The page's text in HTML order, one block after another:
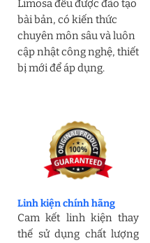
Limosa đều được đào tạo
bài bản, có kiến thức
chuyên môn sâu và luôn
cập nhật công nghệ, thiết
bị mới để áp dụng.
Linh kiện chính hãng
Cam kết linh kiện thay
thế sử dụng chất lượng